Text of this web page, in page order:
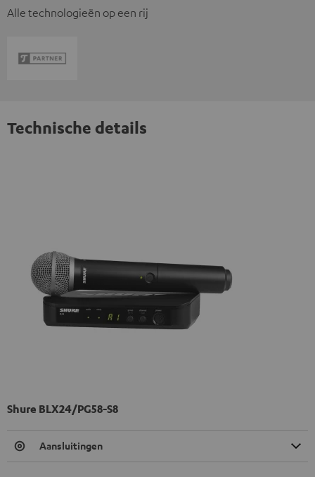
Alle technologieën op een rij
Technische details
Shure BLX24/PG58-S8
Aansluitingen